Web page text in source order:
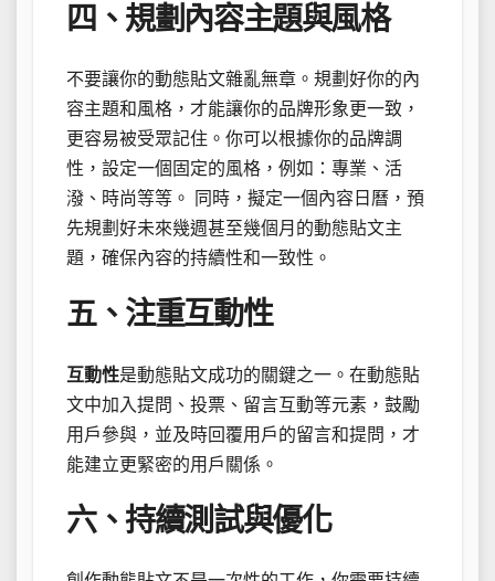
四、規劃內容主題與風格
不要讓你的動態貼文雜亂無章。規劃好你的內
容主題和風格，才能讓你的品牌形象更一致，
更容易被受眾記住。你可以根據你的品牌調
性，設定一個固定的風格，例如：專業、活
潑、時尚等等。 同時，擬定一個內容日曆，預
先規劃好未來幾週甚至幾個月的動態貼文主
題，確保內容的持續性和一致性。
五、注重互動性
互動性是動態貼文成功的關鍵之一。在動態貼
文中加入提問、投票、留言互動等元素，鼓勵
用戶參與，並及時回覆用戶的留言和提問，才
能建立更緊密的用戶關係。
六、持續測試與優化